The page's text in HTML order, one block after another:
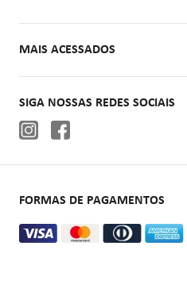
MAIS ACESSADOS
Cadeiras de rodas
SIGA NOSSAS REDES SOCIAIS
FORMAS DE PAGAMENTOS